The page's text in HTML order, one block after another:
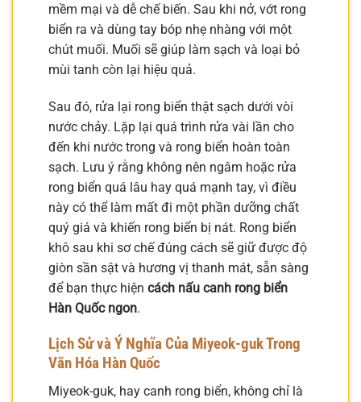
mềm mại và dễ chế biến. Sau khi nở, vớt rong
biển ra và dùng tay bóp nhẹ nhàng với một
chút muối. Muối sẽ giúp làm sạch và loại bỏ
mùi tanh còn lại hiệu quả.
Sau đó, rửa lại rong biển thật sạch dưới vòi
nước chảy. Lặp lại quá trình rửa vài lần cho
đến khi nước trong và rong biển hoàn toàn
sạch. Lưu ý rằng không nên ngâm hoặc rửa
rong biển quá lâu hay quá mạnh tay, vì điều
này có thể làm mất đi một phần dưỡng chất
quý giá và khiến rong biển bị nát. Rong biển
khô sau khi sơ chế đúng cách sẽ giữ được độ
giòn sần sật và hương vị thanh mát, sẵn sàng
để bạn thực hiện cách nấu canh rong biển
Hàn Quốc ngon.
Lịch Sử và Ý Nghĩa Của Miyeok-guk Trong
Văn Hóa Hàn Quốc
Miyeok-guk, hay canh rong biển, không chỉ là